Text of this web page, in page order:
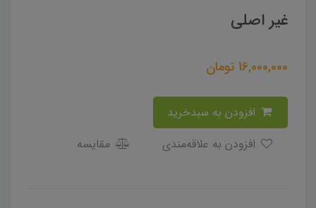
غیر اصلی
16,000,000 تومان
مقایسه